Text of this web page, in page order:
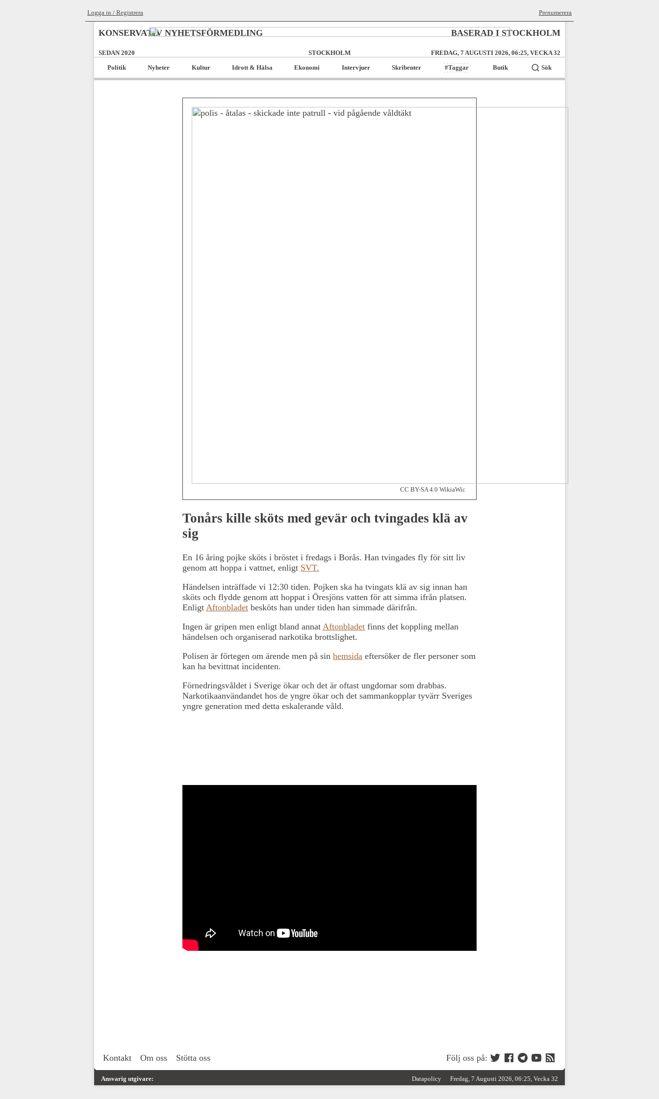
Logga in / Registrera Prenumerera
KONSERVATIV NYHETSFÖRMEDLING BASERAD I STOCKHOLM
SEDAN 2020 STOCKHOLM
FREDAG, 7 AUGUSTI 2026, 06:25, VECKA 32
Politik
Nyheter Kultur Idrott & Hälsa Ekonomi Intervjuer Skribenter #Taggar Butik Sök
CC BY-SA 4.0 WikiaWic
Tonårs kille sköts med gevär och tvingades klä av
sig
En 16 åring pojke sköts i bröstet i fredags i Borås. Han tvingades fly för sitt liv
genom att hoppa i vattnet, enligt SVT.
Händelsen inträffade vi 12:30 tiden. Pojken ska ha tvingats klä av sig innan han
sköts och flydde genom att hoppat i Öresjöns vatten för att simma ifrån platsen.
Enligt Aftonbladet besköts han under tiden han simmade därifrån.
Ingen är gripen men enligt bland annat Aftonbladet finns det koppling mellan
händelsen och organiserad narkotika brottslighet.
Polisen är förtegen om ärende men på sin hemsida eftersöker de fler personer som
kan ha bevittnat incidenten.
Förnedringsvåldet i Sverige ökar och det är oftast ungdomar som drabbas.
Narkotikaanvändandet hos de yngre ökar och det sammankopplar tyvärr Sveriges
yngre generation med detta eskalerande våld.
Kontakt Om oss Stötta oss Följ oss på:
Ansvarig utgivare: Datapolicy Fredag, 7 Augusti 2026, 06:25, Vecka 32